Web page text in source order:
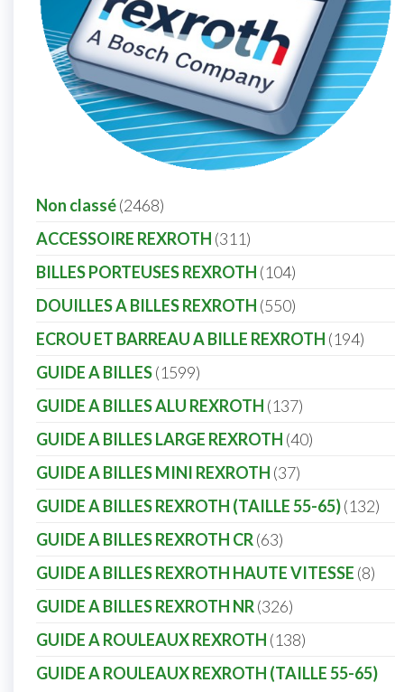
Non classé 2468
ACCESSOIRE REXROTH 311
BILLES PORTEUSES REXROTH 104
DOUILLES A BILLES REXROTH 550
ECROU ET BARREAU A BILLE REXROTH 194
GUIDE A BILLES 1599
GUIDE A BILLES ALU REXROTH 137
GUIDE A BILLES LARGE REXROTH 40
GUIDE A BILLES MINI REXROTH 37
GUIDE A BILLES REXROTH (TAILLE 55-65) 132
GUIDE A BILLES REXROTH CR 63
GUIDE A BILLES REXROTH HAUTE VITESSE 8
GUIDE A BILLES REXROTH NR 326
GUIDE A ROULEAUX REXROTH 138
GUIDE A ROULEAUX REXROTH (TAILLE 55-65)